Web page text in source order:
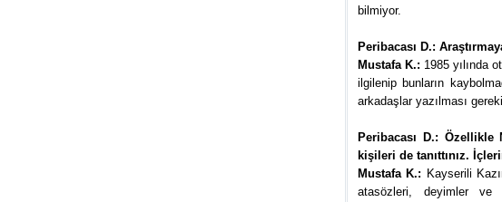
bilmiyor.
Peribacası D.:
Mustafa K.: 1985 yılında
ilgilenip bunların
arkadaşlar yazılması
Peribacası D.: Özellikle
kişileri de tanıttınız.
Mustafa K.: Kayserili
atasözleri, deyimler